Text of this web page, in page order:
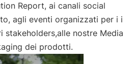
Report, ai canali social
agli eventi organizzati per i i
stakeholders,alle nostre Media
dei prodotti.